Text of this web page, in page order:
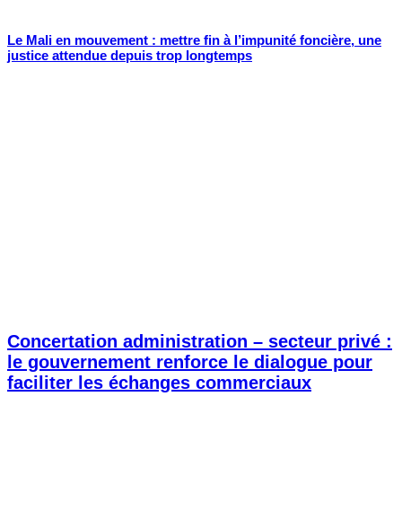
Le Mali en mouvement : mettre fin à l’impunité foncière, une
justice attendue depuis trop longtemps
Concertation administration – secteur privé :
le gouvernement renforce le dialogue pour
faciliter les échanges commerciaux